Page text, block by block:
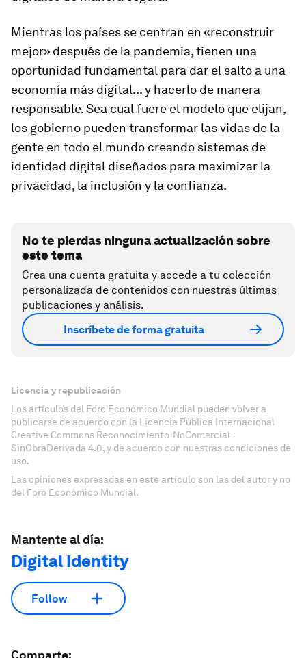
Mientras los países se centran en «reconstruir
mejor» después de la pandemia, tienen una
oportunidad fundamental para dar el salto a una
economía más digital... y hacerlo de manera
responsable. Sea cual fuere el modelo que elijan,
los gobierno pueden transformar las vidas de la
gente en todo el mundo creando sistemas de
identidad digital diseñados para maximizar la
privacidad, la inclusión y la confianza.
No te pierdas ninguna actualización sobre
este tema
Crea una cuenta gratuita y accede a tu colección
personalizada de contenidos con nuestras últimas
publicaciones y análisis.
Inscríbete de forma gratuita
Licencia y republicación
Los artículos del Foro Económico Mundial pueden volver a
publicarse de acuerdo con la Licencia Pública Internacional
Creative Commons Reconocimiento-NoComercial-
SinObraDerivada 4.0, y de acuerdo con nuestras condiciones de
uso.
Las opiniones expresadas en este artículo son las del autor y no
del Foro Económico Mundial.
Mantente al día:
Digital Identity
Follow
Comparte: